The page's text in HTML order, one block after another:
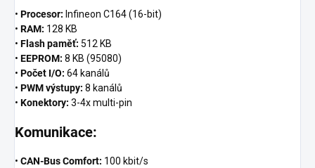
• Procesor: Infineon C164 (16-bit)
• RAM: 128 KB
• Flash paměť: 512 KB
• EEPROM: 8 KB (95080)
• Počet I/O: 64 kanálů
• PWM výstupy: 8 kanálů
• Konektory: 3-4x multi-pin
Komunikace:
• CAN-Bus Comfort: 100 kbit/s